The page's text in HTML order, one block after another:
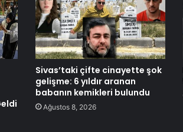
Sivas’taki çifte cinayette şok
gelişme: 6 yıldır aranan
babanın kemikleri bulundu
Ağustos 8, 2026